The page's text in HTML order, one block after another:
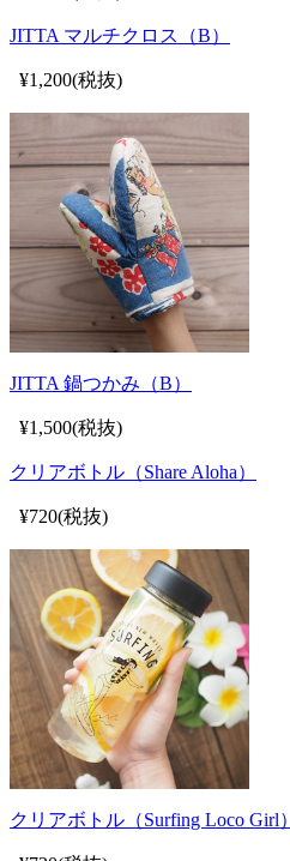
JITTA マルチクロス（B）
¥1,200(税抜)
JITTA 鍋つかみ（B）
¥1,500(税抜)
クリアボトル（Share Aloha）
¥720(税抜)
クリアボトル（Surfing Loco Girl）